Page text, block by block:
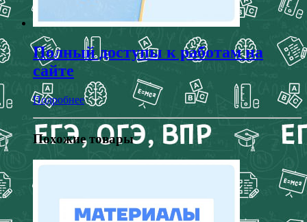
Полный доступы к работам на
сайте
Подробнее
Похожие товары